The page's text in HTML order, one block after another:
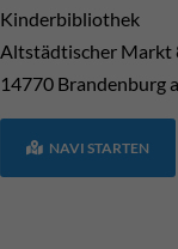
Kinderbibliothek
Altstädtischer Markt
14770 Brandenburg
NAVI STARTEN